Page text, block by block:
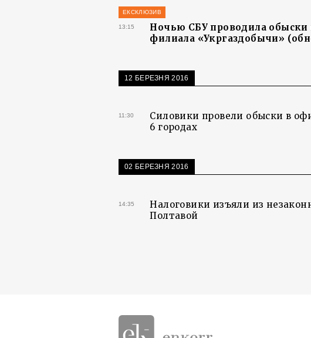
ЕКСКЛЮЗИВ
13:15
Ночью СБУ проводила обыски
филиала «Укргаздобычи»
12 БЕРЕЗНЯ 2016
11:30
Силовики провели обыски в
6 городах
02 БЕРЕЗНЯ 2016
14:35
Налоговики изъяли из
Полтавой